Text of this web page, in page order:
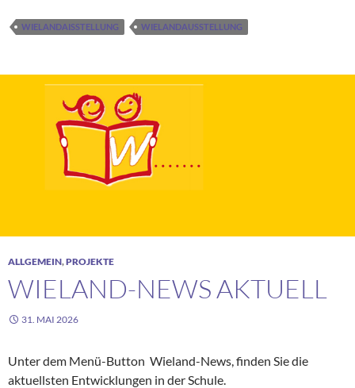
WIELANDAISSTELLUNG WIELANDAUSSTELLUNG
ALLGEMEIN,PROJEKTE
WIELAND-NEWS AKTUELL
31. MAI 2026
Unter dem Menü-Button Wieland-News, finden Sie die
aktuellsten Entwicklungen in der Schule.